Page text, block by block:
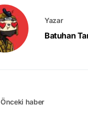
Yazar
Batuhan
Önceki haber